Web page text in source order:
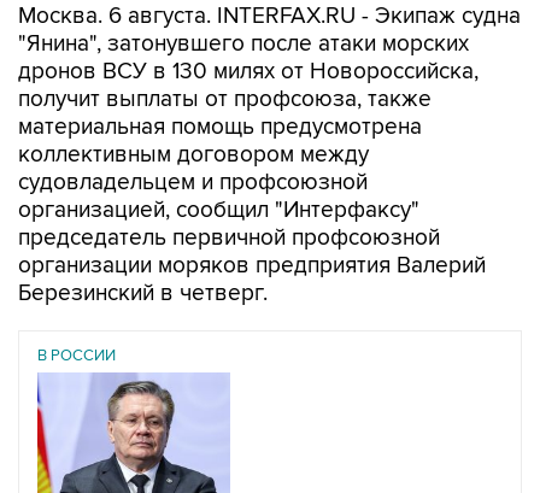
Москва. 6 августа. INTERFAX.RU - Экипаж судна
"Янина", затонувшего после атаки морских
дронов ВСУ в 130 милях от Новороссийска,
получит выплаты от профсоюза, также
материальная помощь предусмотрена
коллективным договором между
судовладельцем и профсоюзной
организацией, сообщил "Интерфаксу"
председатель первичной профсоюзной
организации моряков предприятия Валерий
Березинский в четверг.
В РОССИИ